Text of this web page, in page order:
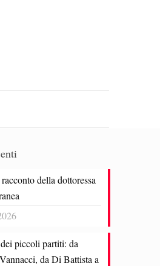
della dottoressa
piccoli partiti: da
da Di Battista a